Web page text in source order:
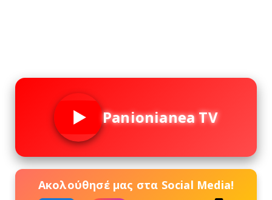
Panionianea TV
Ακολούθησέ μας στα Social Media!